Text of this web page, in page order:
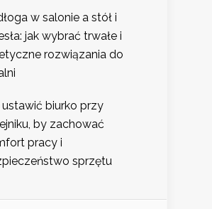
w salonie a stół i
jak wybrać trwałe i
rozwiązania do
ustawić biurko przy
by zachować
pracy i
sprzętu